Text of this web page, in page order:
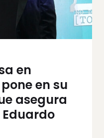
en
en su
asegura